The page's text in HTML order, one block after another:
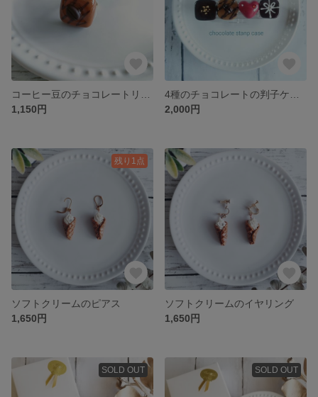
1,150円
2,000円
残り1点
ソフトクリームのピアス
1,650円
ソフトクリームのイヤリング
1,650円
SOLD OUT SOLD OUT